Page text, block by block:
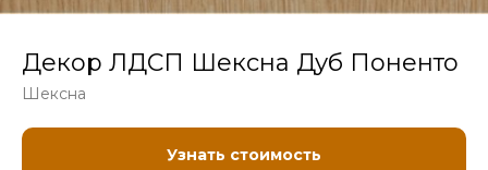
Декор ЛДСП Шексна Дуб Поненто
Шексна
Узнать стоимость